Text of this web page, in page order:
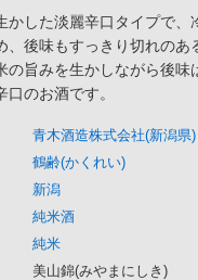
かした淡麗辛口タイプで、
、後味もすっきり切れのあ
の旨みを生かしながら後味
口のお酒です。
青木酒造株式会社(新潟県)
鶴齢(かくれい)
新潟
純米酒
純米
美山錦(みやまにしき)